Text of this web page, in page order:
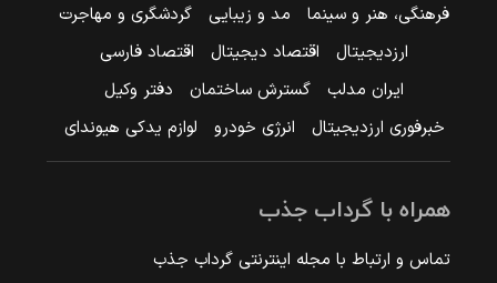
فرهنگی، هنر و سینما
مد و زیبایی
گردشگری و مهاجرت
ارزدیجیتال
اقتصاد دیجیتال
اقتصاد فارسی
ایران مدلب
گسترش ساختمان
دفتر وکیل
خبرفوری ارزدیجیتال
انرژی خودرو لوازم یدکی هیوندای
همراه با گرداب جذب
تماس و ارتباط با مجله اینترنتی گرداب جذب